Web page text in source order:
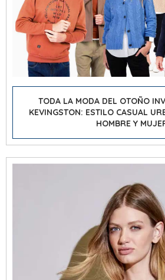
TODA LA MODA DEL OTOÑO
KEVINGSTON: ESTILO CASUAL
HOMBRE Y